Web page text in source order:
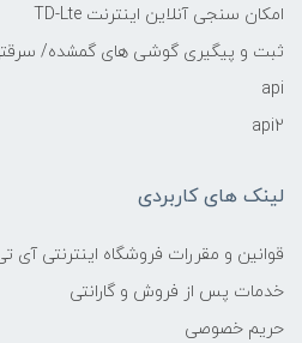
امکان سنجی آنلاین اینترنت TD-Lte
ثبت و پیگیری گوشی های گمشده/
api
api2
لینک های کاربردی
قوانین و مقررات فروشگاه اینترنتی آی
خدمات پس از فروش و گارانتی
حریم خصوصی